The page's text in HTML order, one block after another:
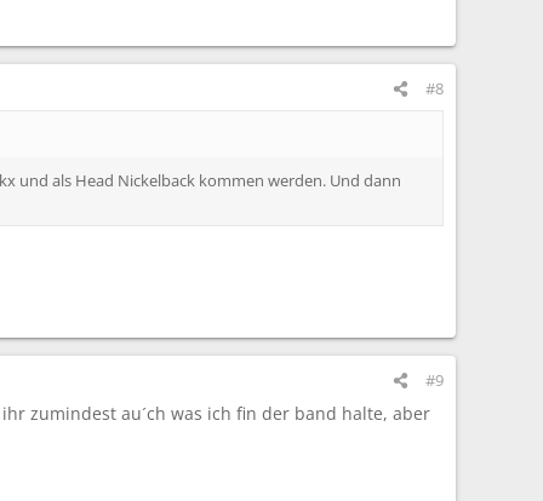
#8
und als Head Nickelback kommen werden. Und dann
#9
zumindest au´ch was ich fin der band halte, aber